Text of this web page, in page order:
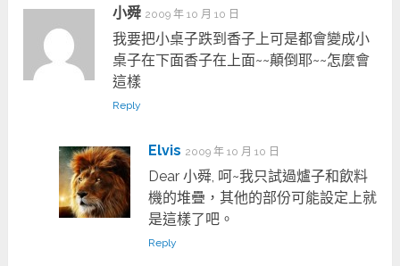
小舜 2009 年 10 月 10 日
我要把小桌子跌到香子上可是都會變成小
桌子在下面香子在上面~~顛倒耶~~怎麼會
這樣
Reply
Elvis 2009 年 10 月 10 日
Dear 小舜, 呵~我只試過爐子和飲料
機的堆疊，其他的部份可能設定上就
是這樣了吧。
Reply